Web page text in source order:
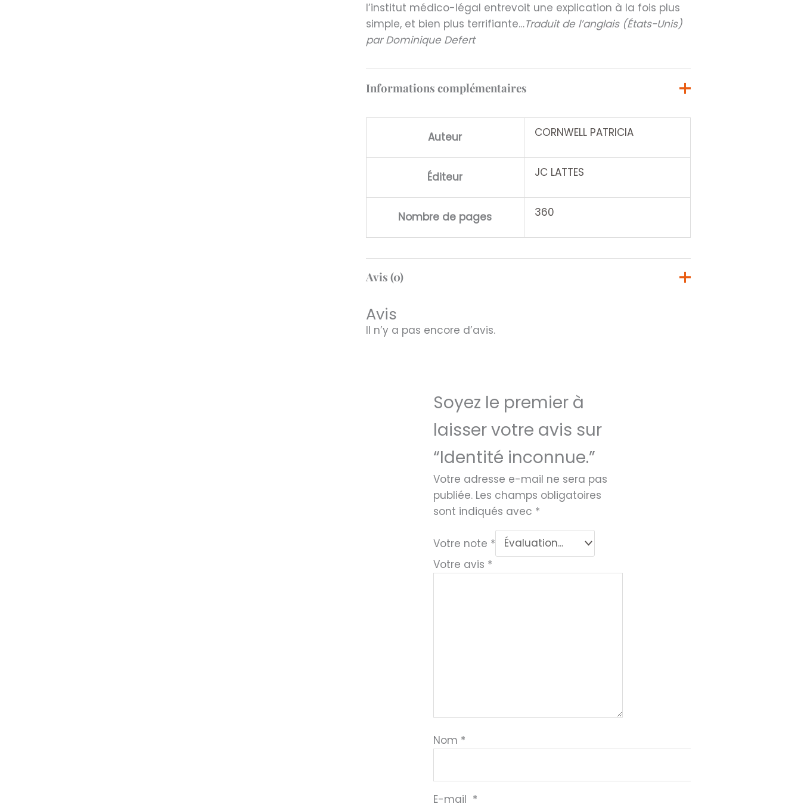
l’institut médico-légal entrevoit une explication à la fois plus
simple, et bien plus terrifiante…Traduit de l’anglais (États-Unis)
par Dominique Defert
Informations complémentaires
Auteur CORNWELL PATRICIA
Éditeur JC LATTES
Nombre de pages 360
Avis (0)
Avis
Il n’y a pas encore d’avis.
Soyez le premier à
laisser votre avis sur
“Identité inconnue.”
Votre adresse e-mail ne sera pas
publiée. Les champs obligatoires
sont indiqués avec *
Votre note *
Votre avis *
Nom *
E-mail *